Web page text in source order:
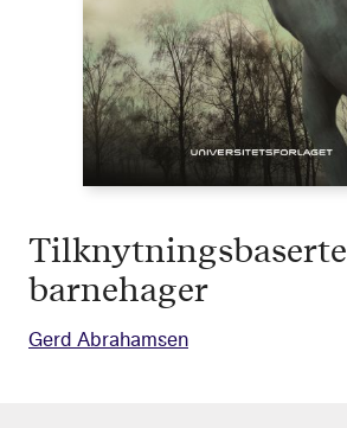
Tilknytningsbaserte
barnehager
Gerd Abrahamsen